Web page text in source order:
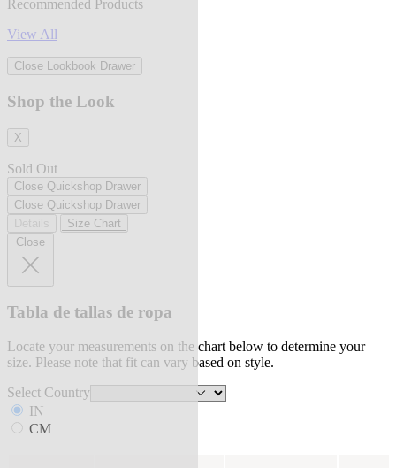
Recommended Products
View All
Close Lookbook Drawer
Shop the Look
X
Sold Out
Close Quickshop Drawer
Close Quickshop Drawer
Size Chart
Close
Tabla de tallas de ropa
Locate your measurements on the chart below to determine your
size. Please note that fit can vary based on style.
Select Country
IN
CM